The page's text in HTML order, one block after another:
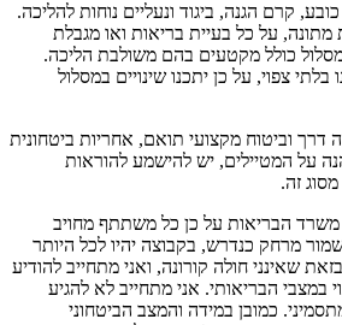
מים, כובע, קרם הגנה, ביגוד ונעליים נוחות להליכה.
מתונה, על כל בעיית בריאות ואו מגבלת
כולל מקטעים בהם משולבת הליכה.
צפוי, על כן יתכנו שינויים במסלול
דרך וביטוח מקצועי תואם, אחריות ביטחונית
על המטיילים, יש להישמע להוראות
זה.
משרד הבריאות על כן כל משתתף מחויב
מרחק כנדרש, בקבוצה יהיו לכל היותר
שאינני חולה קורונה, ואני מתחייב להודיע
במצבי הבריאותי. אני מתחייב לא להגיע
כמובן במידה והמצב הביטחוני